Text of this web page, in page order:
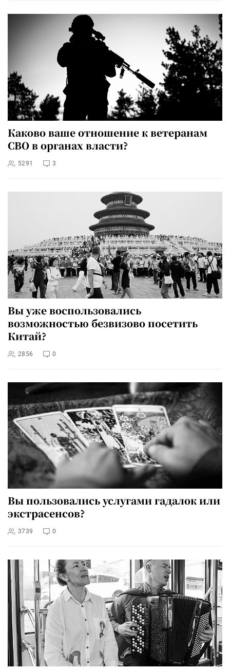
Каково ваше отношение к ветеранам
СВО в органах власти?
5291 3
Вы уже воспользовались
возможностью безвизово посетить
Китай?
2856 0
Вы пользовались услугами гадалок или
экстрасенсов?
3739 0